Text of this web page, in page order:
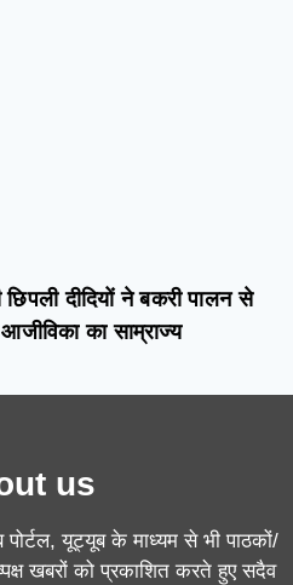
दीदियों ने बकरी पालन से
का साम्राज्य
us
यूट्यूब के माध्यम से भी पाठकों/
खबरों को प्रकाशित करते हुए सदैव